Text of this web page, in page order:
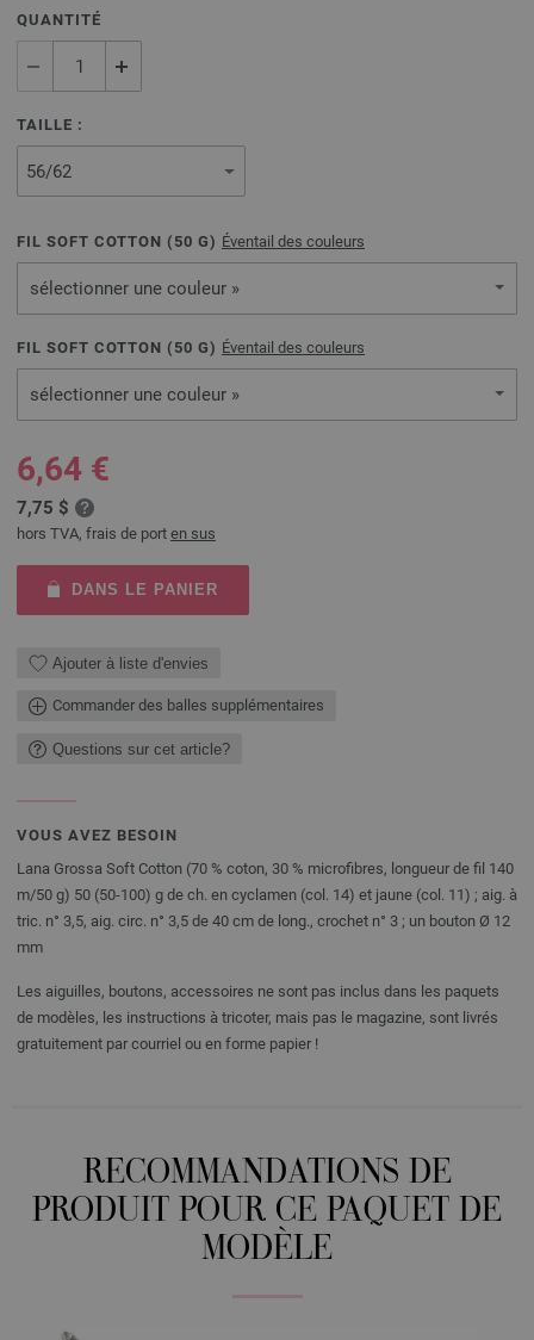
QUANTITÉ
TAILLE :
FIL SOFT COTTON ( 50 G) Éventail des couleurs
sélectionner une couleur »
FIL SOFT COTTON ( 50 G) Éventail des couleurs
sélectionner une couleur »
6,64 €
7,75 $
hors TVA, frais de port en sus
DANS LE PANIER
Ajouter à liste d'envies
Commander des balles supplémentaires
Questions sur cet article?
VOUS AVEZ BESOIN
Lana Grossa Soft Cotton (70 % coton, 30 % microfibres, longueur de fil 140
m/50 g) 50 (50-100) g de ch. en cyclamen (col. 14) et jaune (col. 11) ; aig. à
tric. n° 3,5, aig. circ. n° 3,5 de 40 cm de long., crochet n° 3 ; un bouton Ø 12
mm
Les aiguilles, boutons, accessoires ne sont pas inclus dans les paquets
de modèles, les instructions à tricoter, mais pas le magazine, sont livrés
gratuitement par courriel ou en forme papier !
RECOMMANDATIONS DE
PRODUIT POUR CE PAQUET DE
MODÈLE